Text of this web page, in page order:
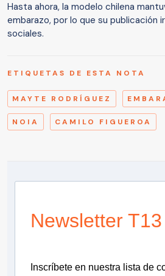
Hasta ahora, la modelo chilena
embarazo, por lo que su publicación
sociales.
ETIQUETAS DE ESTA NOTA
MAYTE RODRÍGUEZ
NOIA CAMILO FIGUEROA
Newsletter T13
Inscríbete en nuestra lista de